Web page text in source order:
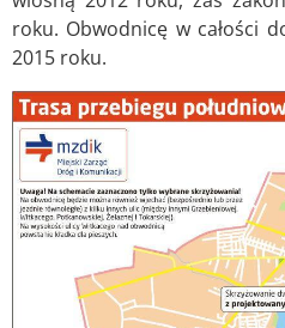
roku. Obwodnicę w całości
2015 roku.